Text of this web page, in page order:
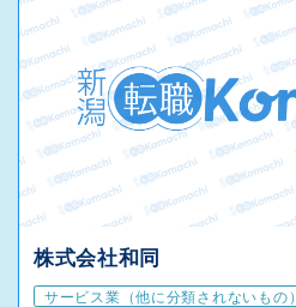
株式会社和同
サービス業（他に分類されないもの）